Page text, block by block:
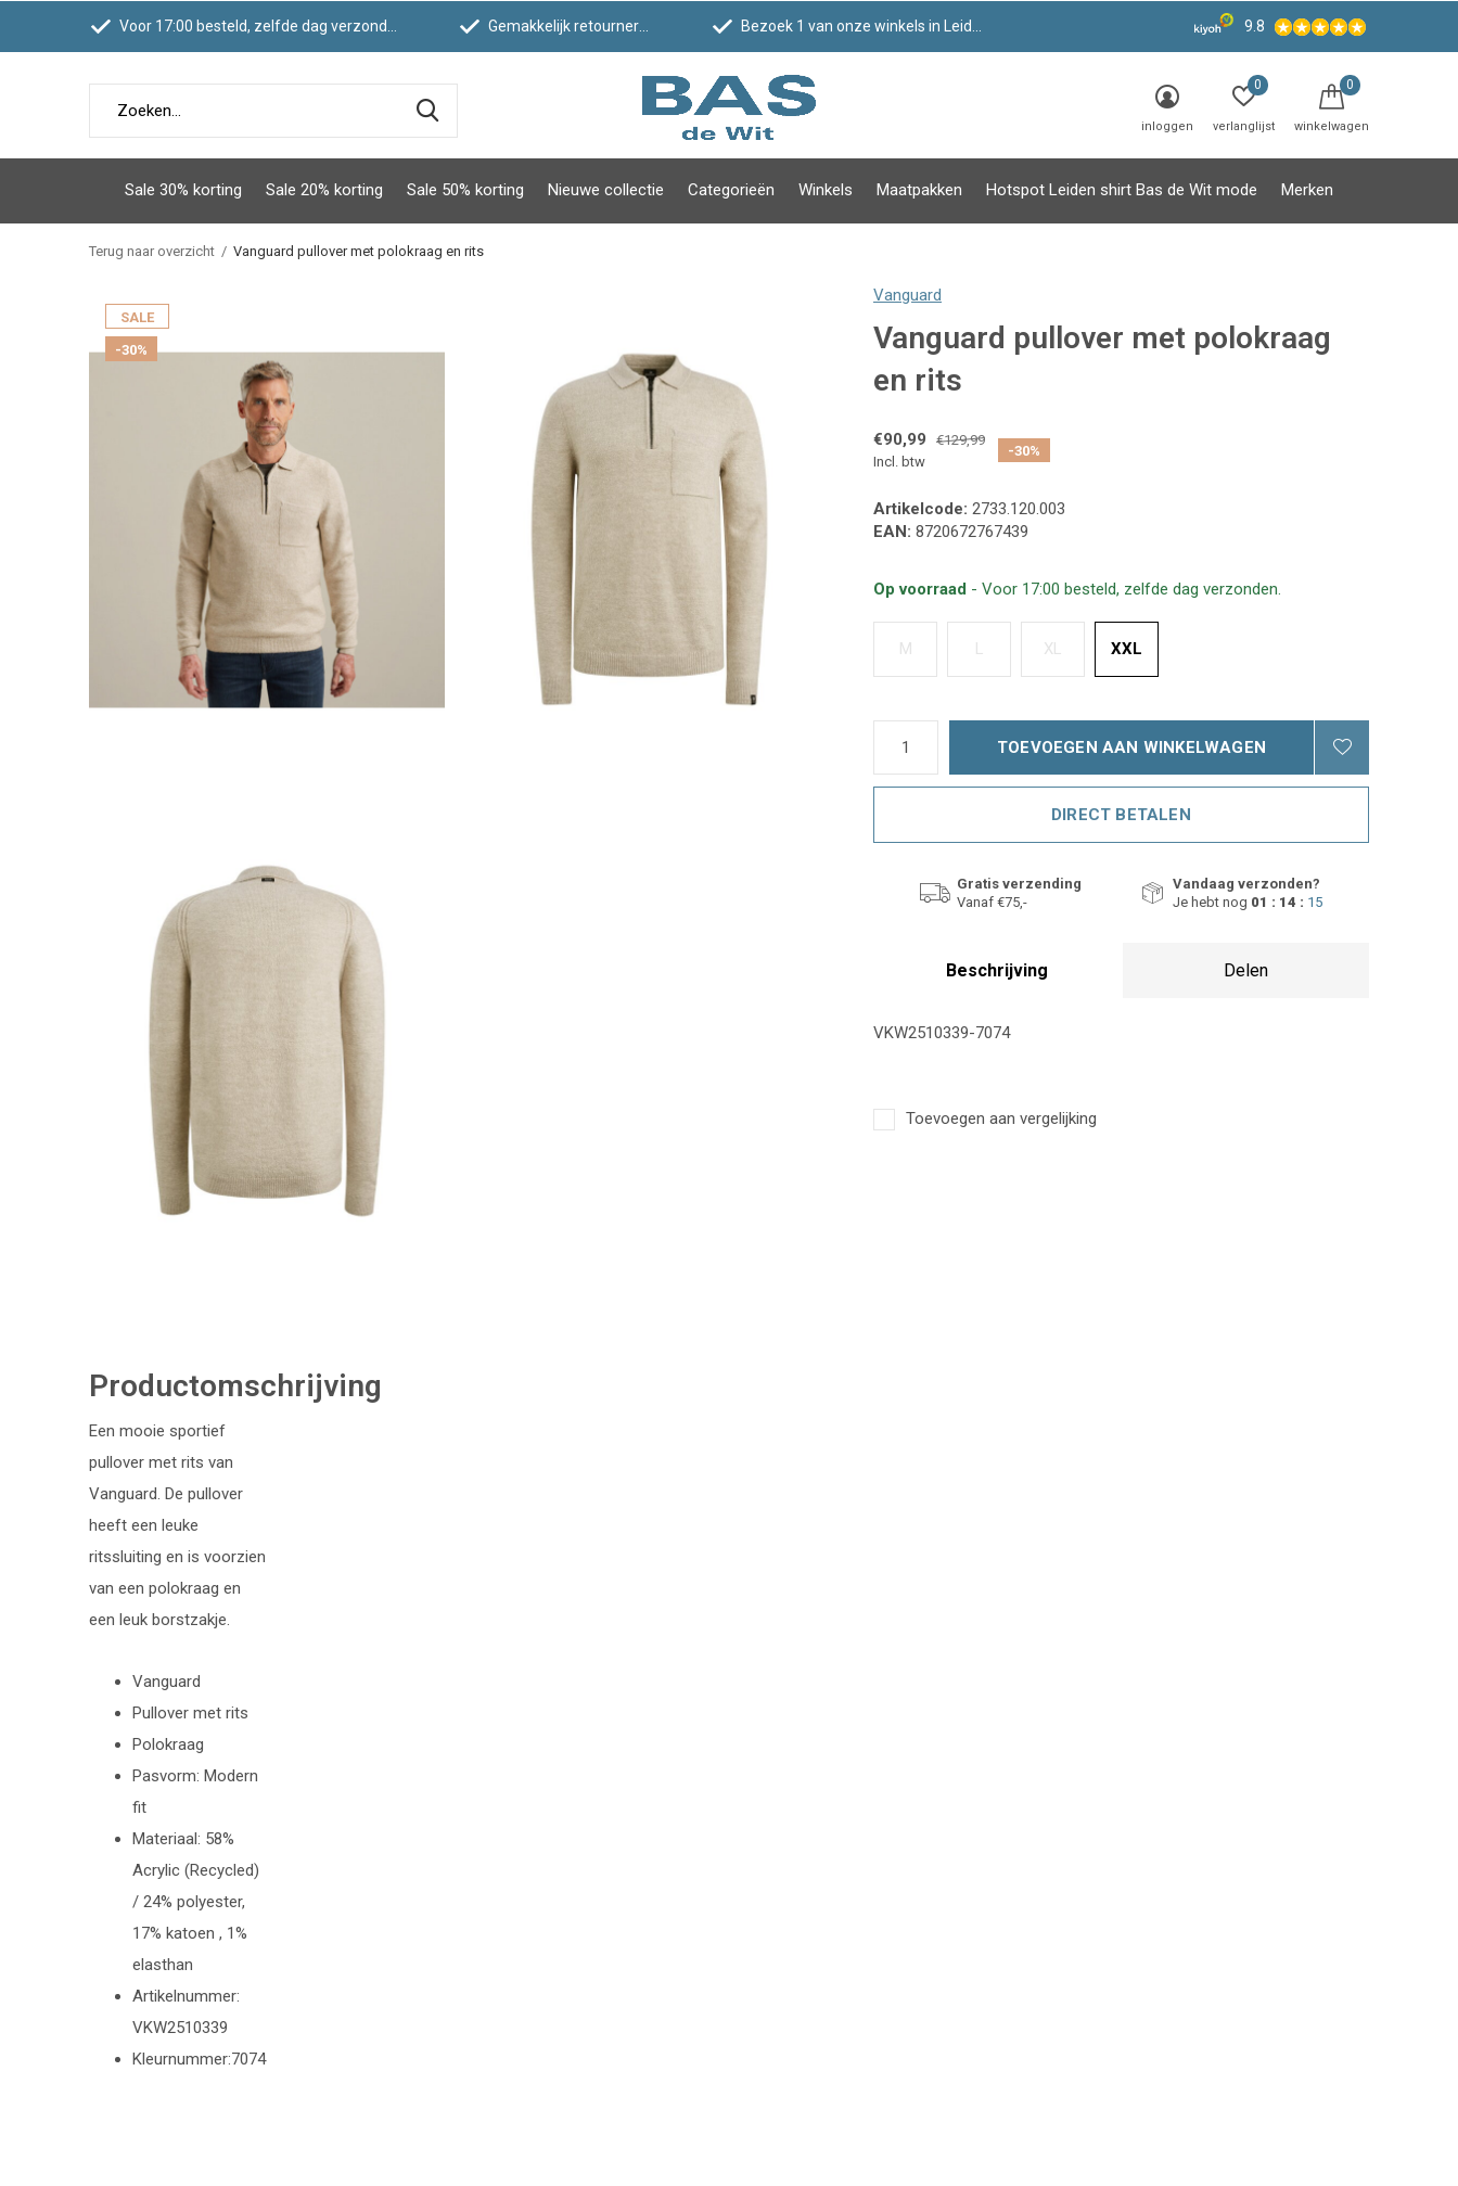
Sale 30% korting Sale 20% korting Sale 50% korting Nieuwe collectie Categorieën Winkels Maatpakken Hotspot Leiden shirt Bas de Wit mode Merken
inloggen verlanglijst
0
winkelwagen
0
Voor 17:00 besteld, zelfde dag verzonden Gemakkelijk retourneren Bezoek 1 van onze winkels in Leiden! 9.8
Terug naar overzicht Vanguard pullover met polokraag en rits
SALE
-30%
Vanguard
Vanguard pullover met polokraag
en rits
€90,99
€129,99
Incl. btw
-30%
Artikelcode: 2733.120.003
EAN: 8720672767439
Op voorraad - Voor 17:00 besteld, zelfde dag verzonden.
M L XL XXL
TOEVOEGEN AAN WINKELWAGEN
DIRECT BETALEN
Gratis verzending
Vanaf €75,-
Vandaag verzonden?
Je hebt nog 01 : 14 : 14
Beschrijving Delen
VKW2510339-7074
Toevoegen aan vergelijking
Productomschrijving
Een mooie sportief
pullover met rits van
Vanguard. De pullover
heeft een leuke
ritssluiting en is voorzien
van een polokraag en
een leuk borstzakje.
Vanguard
Pullover met rits
Polokraag
Pasvorm: Modern
fit
Materiaal: 58%
Acrylic (Recycled)
/ 24% polyester,
17% katoen , 1%
elasthan
Artikelnummer:
VKW2510339
Kleurnummer:7074